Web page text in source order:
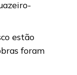
estão
foram